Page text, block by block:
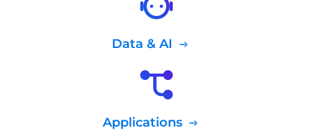
Data & AI
Applications